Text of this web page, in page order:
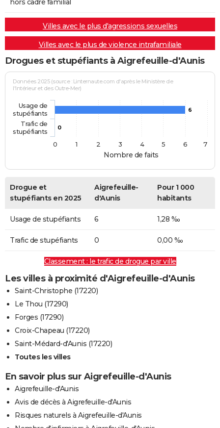
hors cadre familial
Villes avec le plus d'agressions sexuelles
Villes avec le plus de violence intrafamiliale
Drogues et stupéfiants à Aigrefeuille-d'Aunis
Nombre de faits
Données 2025 (source : Linternaute.com d'après le Ministère de
l'Intérieur et des Outre-Mer)
6
0
Usage de
stupéfiants
Trafic de
stupéfiants
0
1 2 3 4 5 6 7
Drogue et
stupéfiants en 2025
Aigrefeuille-
d'Aunis
Pour 1 000
habitants
Usage de stupéfiants 6 1,28 ‰
Trafic de stupéfiants 0 0,00 ‰
Classement : le trafic de drogue par ville
Les villes à proximité d'Aigrefeuille-d'Aunis
Saint-Christophe (17220)
Le Thou (17290)
Forges (17290)
Croix-Chapeau (17220)
Saint-Médard-d'Aunis (17220)
Toutes les villes
En savoir plus sur Aigrefeuille-d'Aunis
Aigrefeuille-d'Aunis
Avis de décès à Aigrefeuille-d'Aunis
Risques naturels à Aigrefeuille-d'Aunis